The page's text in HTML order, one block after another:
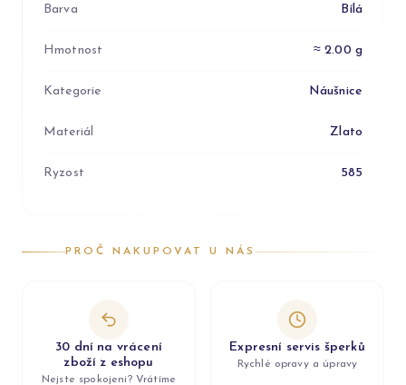
Barva Bílá
Hmotnost ≈ 2.00 g
Kategorie Náušnice
Materiál Zlato
Ryzost 585
PROČ NAKUPOVAT U NÁS
30 dní na vrácení
zboží z eshopu
Nejste spokojeni? Vrátíme
Expresní servis šperků
Rychlé opravy a úpravy